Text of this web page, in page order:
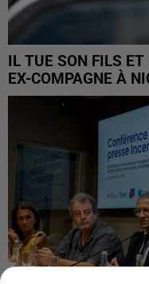
IL TUE SON FILS
EX-COMPAGNE À